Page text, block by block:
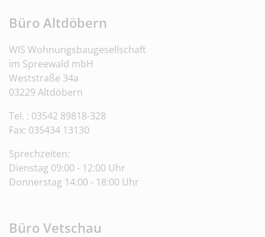
Büro Altdöbern
WIS Wohnungsbaugesellschaft
im Spreewald mbH
Weststraße 34a
03229 Altdöbern
Tel. : 03542 89818-328
Fax: 035434 13130
Sprechzeiten:
Dienstag 09:00 - 12:00 Uhr
Donnerstag 14:00 - 18:00 Uhr
Büro Vetschau